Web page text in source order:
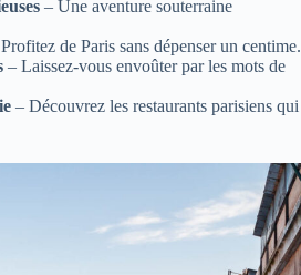
– Une aventure souterraine
de Paris sans dépenser un centime.
– Laissez-vous envoûter par les mots de
– Découvrez les restaurants parisiens qui